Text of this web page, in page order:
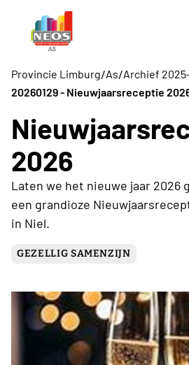
Provincie Limburg/As/Archief
20260129 - Nieuwjaarsreceptie
2026
Laten we het nieuwe jaar 2026
een grandioze
in Niel.
GEZELLIG SAMENZIJN